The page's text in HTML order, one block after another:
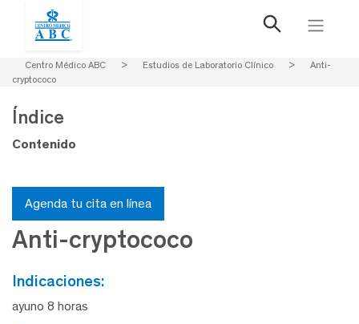
Centro Médico ABC > Estudios de Laboratorio Clínico >
Anti-
cryptococo
Anti-cryptococo
indicaciones:
ayuno 8 horas
Índice
Contenido
Agenda tu cita en línea